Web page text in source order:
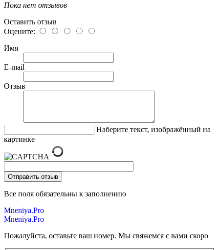
Пока нет отзывов
Оставить отзыв
Оцените:
Имя
E-mail
Отзыв
Наберите текст, изображённый на
картинке
Все поля обязательны к заполнению
Mneniya.Pro
Mneniya.Pro
Пожалуйста, оставьте ваш номер. Мы свяжемся с вами скоро